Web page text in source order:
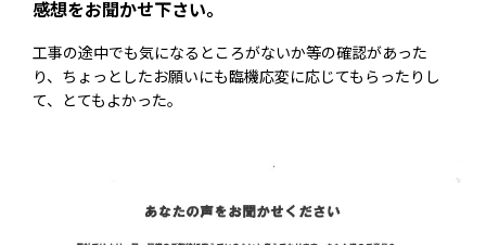
感想をお聞かせ下さい。
工事の途中でも気になるところがないか等の確認があった
り、ちょっとしたお願いにも臨機応変に応じてもらったりし
て、とてもよかった。